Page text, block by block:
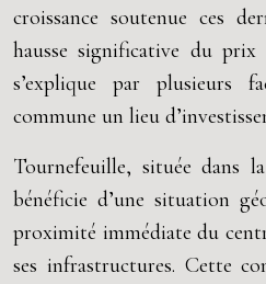
croissance soutenue ces
hausse significative du
s’explique par plusieurs
commune un lieu
Tournefeuille, située dans
bénéficie d’une situation
proximité immédiate du
ses infrastructures. Cette